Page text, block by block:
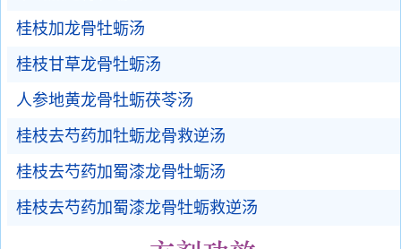
桂枝加龙骨牡蛎汤
桂枝甘草龙骨牡蛎汤
人参地黄龙骨牡蛎茯苓汤
桂枝去芍药加牡蛎龙骨救逆汤
桂枝去芍药加蜀漆龙骨牡蛎汤
桂枝去芍药加蜀漆龙骨牡蛎救逆汤